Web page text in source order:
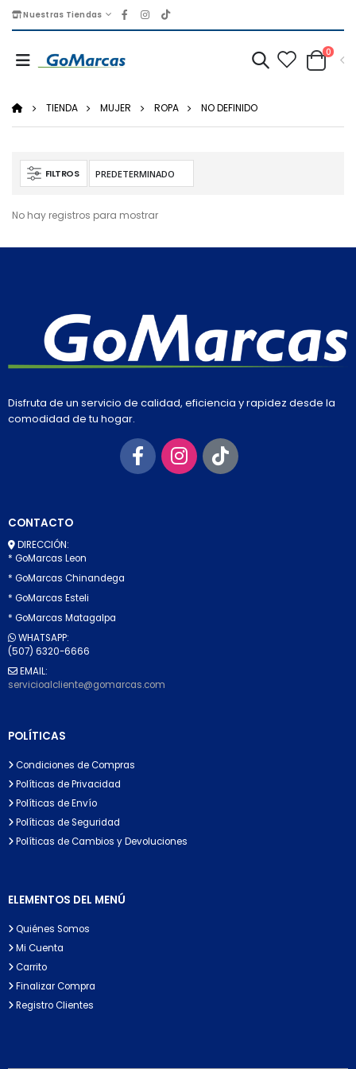
Nuestras Tiendas
0
TIENDA MUJER ROPA NO DEFINIDO
FILTROS
No hay registros para mostrar
Disfruta de un servicio de calidad, eficiencia y rapidez desde la
comodidad de tu hogar.
CONTACTO
DIRECCIÓN:
* GoMarcas Leon
* GoMarcas Chinandega
* GoMarcas Esteli
* GoMarcas Matagalpa
WHATSAPP:
(507) 6320-6666
EMAIL:
servicioalcliente@gomarcas.com
POLÍTICAS
Condiciones de Compras
Políticas de Privacidad
Políticas de Envío
Políticas de Seguridad
Políticas de Cambios y Devoluciones
ELEMENTOS DEL MENÚ
Quiénes Somos
Mi Cuenta
Carrito
Finalizar Compra
Registro Clientes